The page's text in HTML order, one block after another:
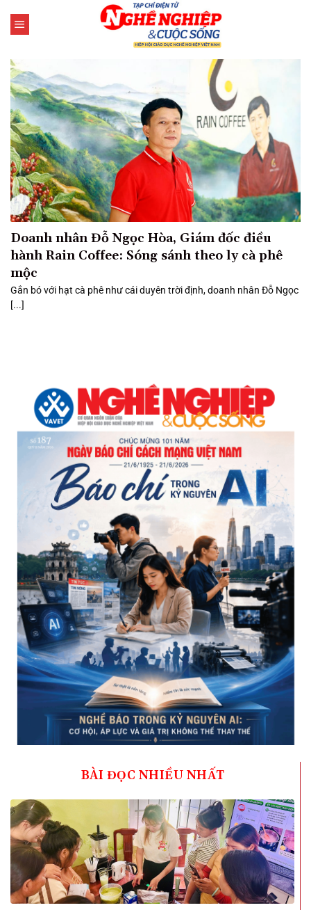
qua
dung
Doanh nhân Đỗ Ngọc Hòa, Giám đốc điều
hành Rain Coffee: Sóng sánh theo ly cà phê
mộc
Gắn bó với hạt cà phê như cái duyên trời định, doanh nhân Đỗ Ngọc
[...]
BÀI ĐỌC NHIỀU NHẤT